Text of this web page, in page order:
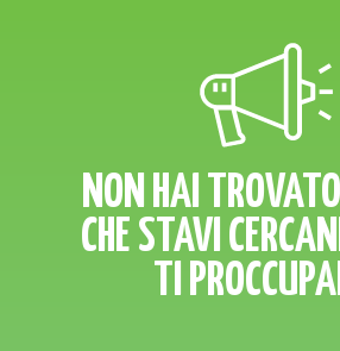
NON HAI
CHE STAVI
TI